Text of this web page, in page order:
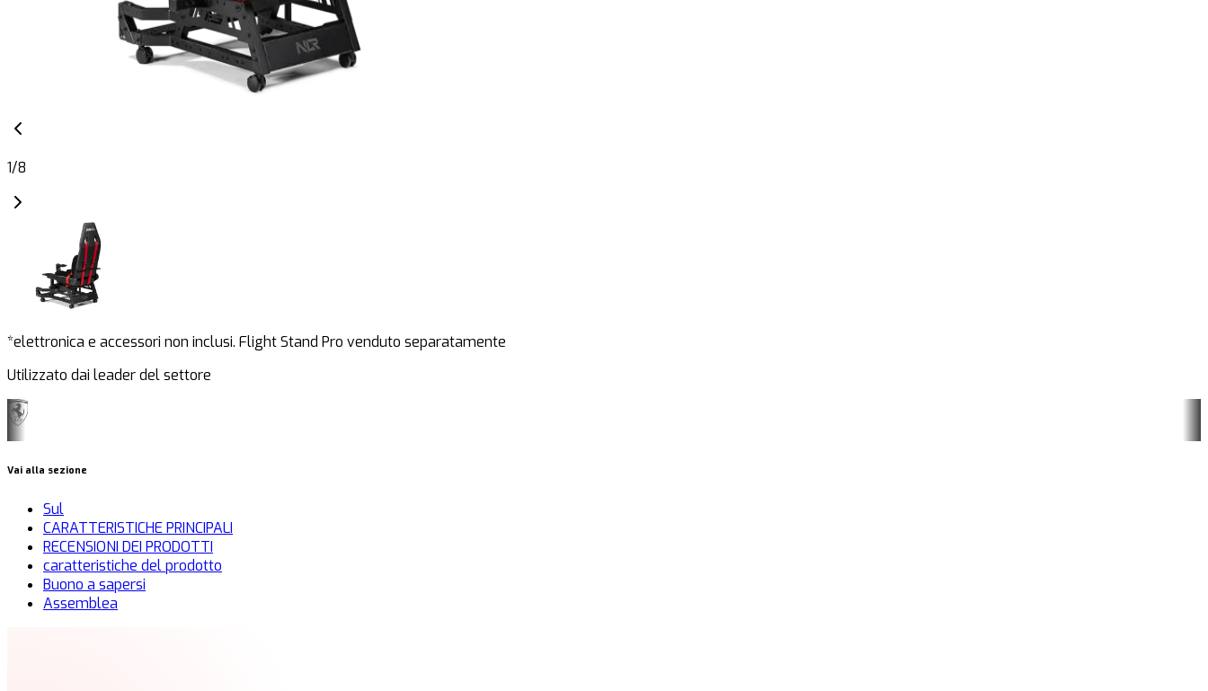
1/8
*elettronica e accessori non inclusi. Flight Stand Pro venduto separatamente
Utilizzato dai leader del settore
Vai alla sezione
Sul
CARATTERISTICHE PRINCIPALI
RECENSIONI DEI PRODOTTI
caratteristiche del prodotto
Buono a sapersi
Assemblea